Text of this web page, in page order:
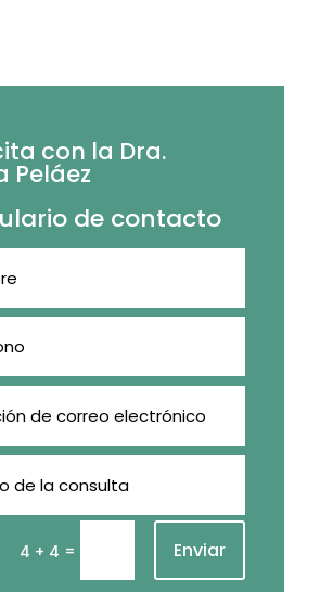
con la Dra.
Peláez
de contacto
4 + 4 = Enviar